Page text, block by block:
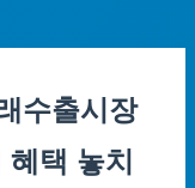
수출시장
택 놓치